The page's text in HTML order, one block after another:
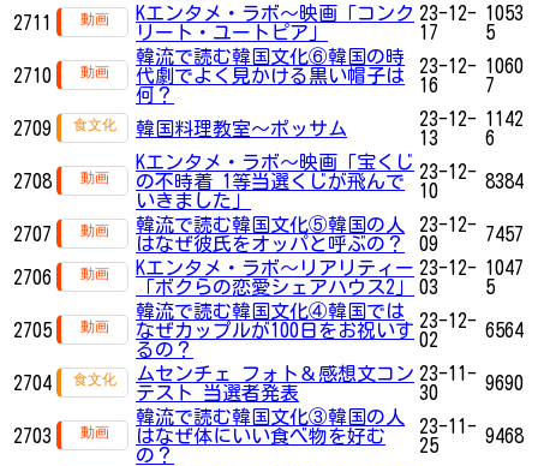
2711
Kエンタメ・ラボ～映画「コンク
リート・ユートピア」
23-12-
17
1053
5
2710
韓流で読む韓国文化⑥韓国の時
代劇でよく見かける黒い帽子は
何？
23-12-
16
1060
7
2709 韓国料理教室～ポッサム
23-12-
13
1142
6
2708
Kエンタメ・ラボ～映画「宝くじ
の不時着 1等当選くじが飛んで
いきました」
23-12-
10
8384
2707
韓流で読む韓国文化⑤韓国の人
はなぜ彼氏をオッパと呼ぶの？
23-12-
09
7457
2706
Kエンタメ・ラボ～リアリティー
「ボクらの恋愛シェアハウス2」
23-12-
03
1047
5
2705
韓流で読む韓国文化④韓国では
なぜカップルが100日をお祝いす
るの？
23-12-
02
6564
2704
ムセンチェ フォト＆感想文コン
テスト 当選者発表
23-11-
30
9690
2703
韓流で読む韓国文化③韓国の人
はなぜ体にいい食べ物を好む
の？
23-11-
25
9468